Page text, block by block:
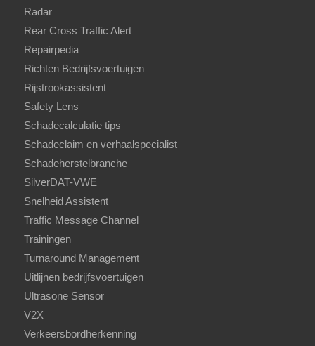
Radar
Rear Cross Traffic Alert
Repairpedia
Richten Bedrijfsvoertuigen
Rijstrookassistent
Safety Lens
Schadecalculatie tips
Schadeclaim en verhaalspecialist
Schadeherstelbranche
SilverDAT-VWE
Snelheid Assistent
Traffic Message Channel
Trainingen
Turnaround Management
Uitlijnen bedrijfsvoertuigen
Ultrasone Sensor
V2X
Verkeersbordherkenning